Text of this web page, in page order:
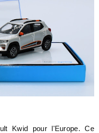
Kwid pour l'Europe. Ce